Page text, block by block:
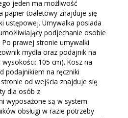
jeden ma możliwość
papier toaletowy znajduje się
ustępowej. Umywalka posiada
podjechanie osobie
prawej stronie umywalki
mydła oraz podajnik na
105 cm). Kosz na
podajnikiem na ręczniki
od wejścia znajduje się
dla osób z
wyposażone są w system
obsługi w razie potrzeby